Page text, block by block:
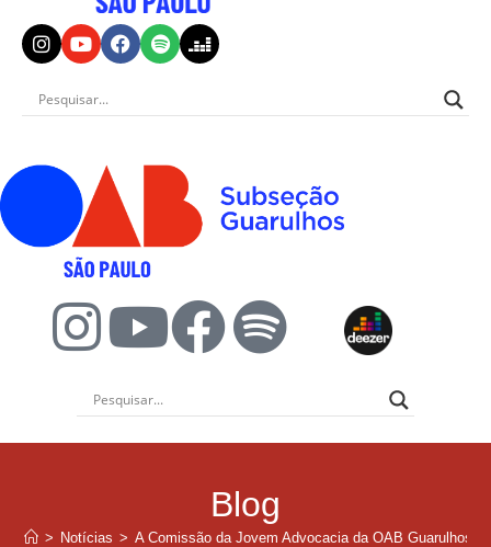
Blog
> Notícias > A Comissão da Jovem Advocacia da OAB Guarulhos